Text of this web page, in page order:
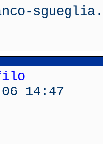
14:47